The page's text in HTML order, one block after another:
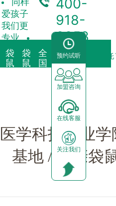
预约试听
加盟咨询
在线客服
关注我们
爱孩子
我们更
专业
400-
918-
3358
体系
课程
袋
鼠
儿童素养
棕熊阅读
袋
鼠
全
国
预约试听
园区展示
合
作
加
盟
前景分析
加盟流程
运营支持
合作模式
技职业学院亲亲袋鼠托育园 /
学科技职业
基地 / 亲亲袋